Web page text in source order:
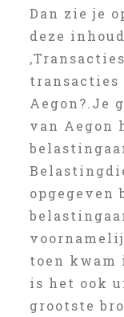
Dan zie je
deze
Aegon?.Je
van Aegon
opgegeven
toen kwam
is het ook
grootste